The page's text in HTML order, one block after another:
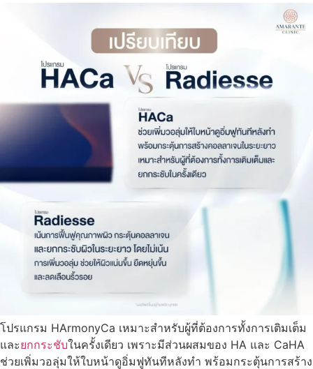
โปรแกรม HArmonyCa เหมาะสำหรับผู้ที่ต้องการทั้งการเติมเต็ม
และยกกระชับในครั้งเดียว เพราะมีส่วนผสมของ HA และ CaHA
ช่วยเพิ่มวอลุ่มให้ใบหน้าดูอิ่มฟูทันทีหลังทำ พร้อมกระตุ้นการสร้าง